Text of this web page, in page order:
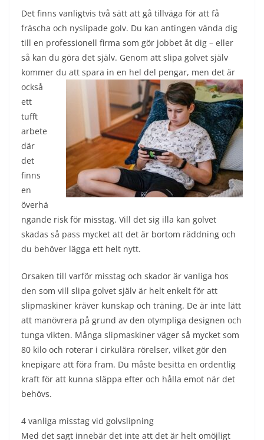
Det finns vanligtvis två sätt att gå tillväga för att få
fräscha och nyslipade golv. Du kan antingen vända dig
till en professionell firma som gör jobbet åt dig – eller
så kan du göra det själv. Genom att slipa golvet själv
kommer du att spara in en hel del pengar, men det är
också
ett
tufft
arbete
där
det
finns
en
överhä
ngande risk för misstag. Vill det sig illa kan golvet
skadas så pass mycket att det är bortom räddning och
du behöver lägga ett helt nytt.
Orsaken till varför misstag och skador är vanliga hos
den som vill slipa golvet själv är helt enkelt för att
slipmaskiner kräver kunskap och träning. De är inte lätt
att manövrera på grund av den otympliga designen och
tunga vikten. Många slipmaskiner väger så mycket som
80 kilo och roterar i cirkulära rörelser, vilket gör den
knepigare att föra fram. Du måste besitta en ordentlig
kraft för att kunna släppa efter och hålla emot när det
behövs.
4 vanliga misstag vid golvslipning
Med det sagt innebär det inte att det är helt omöjligt